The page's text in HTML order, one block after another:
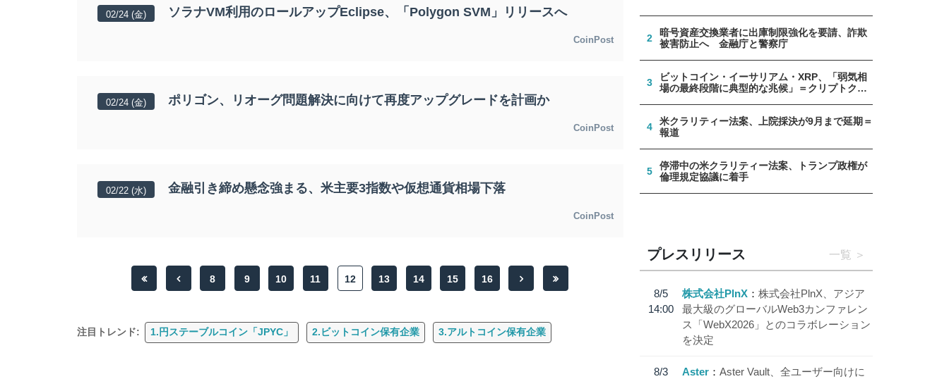
02/24 (金) ソラナVM利用のロールアップEclipse、「Polygon SVM」リリースへ
CoinPost
02/24 (金) ポリゴン、リオーグ問題解決に向けて再度アップグレードを計画か
CoinPost
02/22 (水) 金融引き締め懸念強まる、米主要3指数や仮想通貨相場下落
CoinPost
8 9 10 11 12 13 14 15 16
注目トレンド: 1.円ステーブルコイン「JPYC」 2.ビットコイン保有企業 3.アルトコイン保有企業
2
暗号資産交換業者に出庫制限強化を要請、詐欺
被害防止へ 金融庁と警察庁
3
ビットコイン・イーサリアム・XRP、「弱気相
場の最終段階に典型的な兆候」＝クリプトクア
4
米クラリティー法案、上院採決が9月まで延期＝
報道
5
停滞中の米クラリティー法案、トランプ政権が
倫理規定協議に着手
プレスリリース 一覧
8/5
14:00
株式会社PlnX
株式会社PlnX、アジア
最大級のグローバルWeb3カンファレン
ス「WebX2026」とのコラボレーション
を決定
8/3
Aster
Aster Vault、全ユーザー向けに